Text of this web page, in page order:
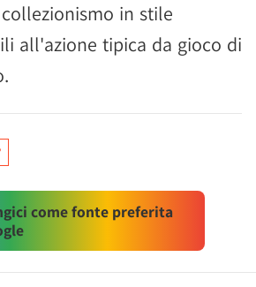
in stile
all'azione tipica da gioco di
come fonte preferita